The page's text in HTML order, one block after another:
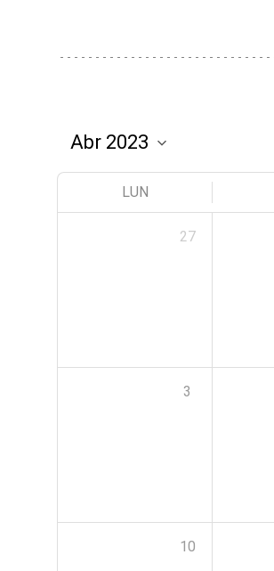
LUN
27
3
10